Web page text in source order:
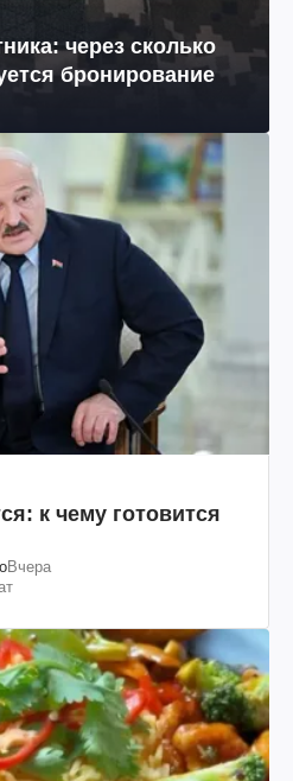
через сколько
бронирование
к чему готовится
Вчера